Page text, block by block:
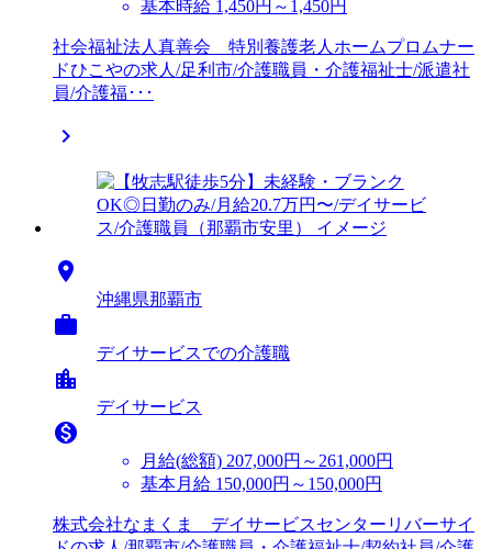
基本時給 1,450円～1,450円
社会福祉法人真善会 特別養護老人ホームプロムナー
ドひこやの求人/足利市/介護職員・介護福祉士/派遣社
員/介護福･･･


沖縄県那覇市

デイサービスでの介護職
location_city
デイサービス

月給(総額) 207,000円～261,000円
基本月給 150,000円～150,000円
株式会社なまくま デイサービスセンターリバーサイ